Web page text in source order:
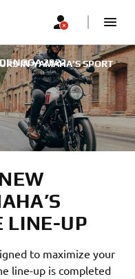
IN YAMAHA’S SPORT
2022.
LINE-UP
to maximize your
line-up is completed